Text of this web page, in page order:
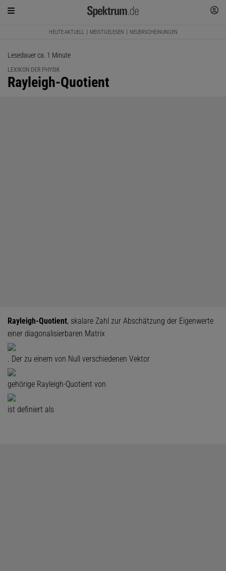
HEUTE AKTUELL MEISTGELESEN NEUERSCHEINUNGEN
Lesedauer ca. 1 Minute
LEXIKON DER PHYSIK
:
Rayleigh-Quotient
Rayleigh-Quotient, skalare Zahl zur Abschätzung der Eigenwerte
einer diagonalisierbaren Matrix
. Der zu einem von Null verschiedenen Vektor
gehörige Rayleigh-Quotient von
ist definiert als